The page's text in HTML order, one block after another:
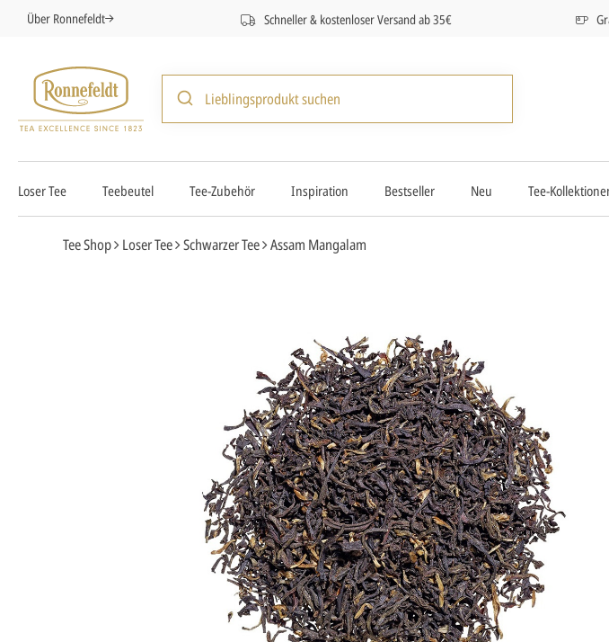
Über Ronnefeldt Schneller & kostenloser Versand ab 35€
Loser Tee Teebeutel Tee-Zubehör Inspiration Bestseller Neu Tee-
Tee Shop Loser Tee Schwarzer Tee Assam Mangalam